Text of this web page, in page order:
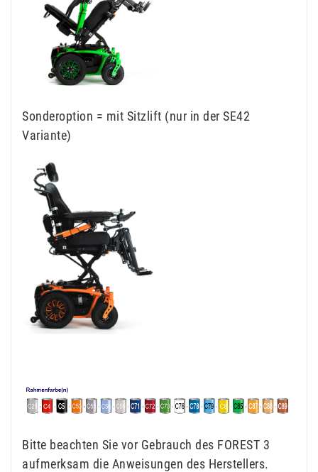
Sonderoption = mit Sitzlift (nur in der SE42
Variante)
Bitte beachten Sie vor Gebrauch des FOREST 3
aufmerksam die Anweisungen des Herstellers.